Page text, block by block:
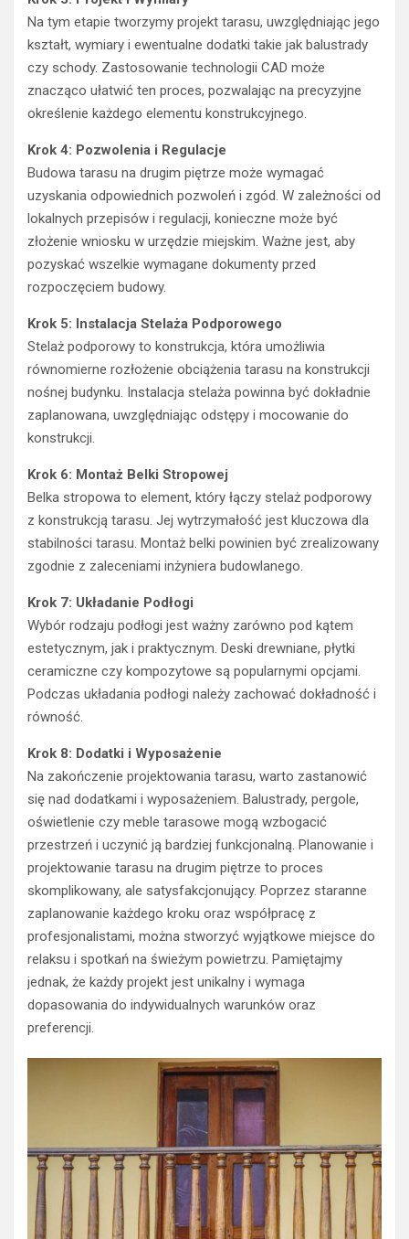
Na tym etapie tworzymy projekt tarasu, uwzględniając jego
kształt, wymiary i ewentualne dodatki takie jak balustrady
czy schody. Zastosowanie technologii CAD może
znacząco ułatwić ten proces, pozwalając na precyzyjne
określenie każdego elementu konstrukcyjnego.
Krok 4: Pozwolenia i Regulacje
Budowa tarasu na drugim piętrze może wymagać
uzyskania odpowiednich pozwoleń i zgód. W zależności od
lokalnych przepisów i regulacji, konieczne może być
złożenie wniosku w urzędzie miejskim. Ważne jest, aby
pozyskać wszelkie wymagane dokumenty przed
rozpoczęciem budowy.
Krok 5: Instalacja Stelaża Podporowego
Stelaż podporowy to konstrukcja, która umożliwia
równomierne rozłożenie obciążenia tarasu na konstrukcji
nośnej budynku. Instalacja stelaża powinna być dokładnie
zaplanowana, uwzględniając odstępy i mocowanie do
konstrukcji.
Krok 6: Montaż Belki Stropowej
Belka stropowa to element, który łączy stelaż podporowy
z konstrukcją tarasu. Jej wytrzymałość jest kluczowa dla
stabilności tarasu. Montaż belki powinien być zrealizowany
zgodnie z zaleceniami inżyniera budowlanego.
Krok 7: Układanie Podłogi
Wybór rodzaju podłogi jest ważny zarówno pod kątem
estetycznym, jak i praktycznym. Deski drewniane, płytki
ceramiczne czy kompozytowe są popularnymi opcjami.
Podczas układania podłogi należy zachować dokładność i
równość.
Krok 8: Dodatki i Wyposażenie
Na zakończenie projektowania tarasu, warto zastanowić
się nad dodatkami i wyposażeniem. Balustrady, pergole,
oświetlenie czy meble tarasowe mogą wzbogacić
przestrzeń i uczynić ją bardziej funkcjonalną. Planowanie i
projektowanie tarasu na drugim piętrze to proces
skomplikowany, ale satysfakcjonujący. Poprzez staranne
zaplanowanie każdego kroku oraz współpracę z
profesjonalistami, można stworzyć wyjątkowe miejsce do
relaksu i spotkań na świeżym powietrzu. Pamiętajmy
jednak, że każdy projekt jest unikalny i wymaga
dopasowania do indywidualnych warunków oraz
preferencji.